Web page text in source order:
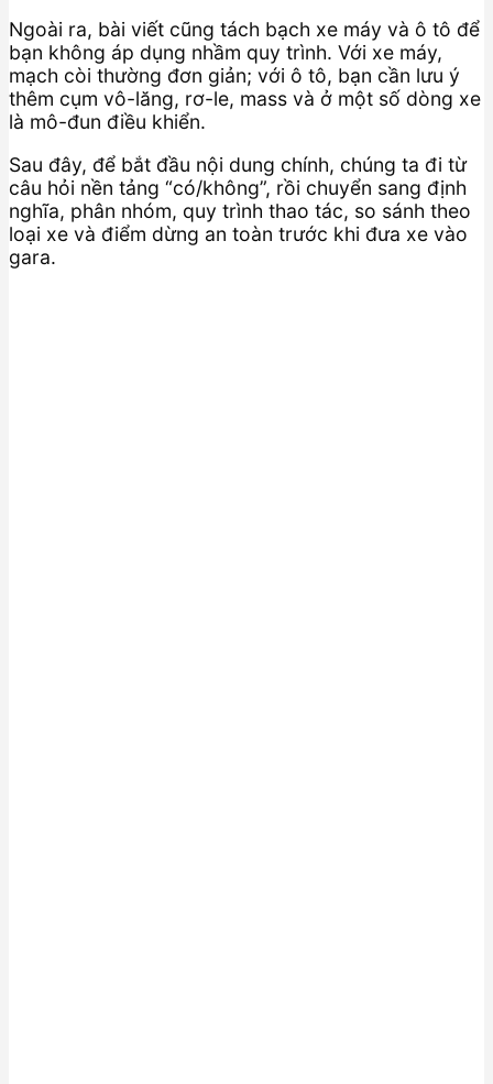
Ngoài ra, bài viết cũng tách bạch xe máy và ô tô để
bạn không áp dụng nhầm quy trình. Với xe máy,
mạch còi thường đơn giản; với ô tô, bạn cần lưu ý
thêm cụm vô-lăng, rơ-le, mass và ở một số dòng xe
là mô-đun điều khiển.
Sau đây, để bắt đầu nội dung chính, chúng ta đi từ
câu hỏi nền tảng “có/không”, rồi chuyển sang định
nghĩa, phân nhóm, quy trình thao tác, so sánh theo
loại xe và điểm dừng an toàn trước khi đưa xe vào
gara.